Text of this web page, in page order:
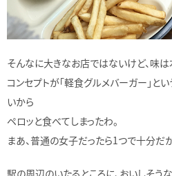
そんなに大きなお店ではないけど、味は
コンセプトが「軽食グルメバーガー」と
いから
ペロッと食べてしまったわ。
まあ、普通の女子だったら1つで十分だ
駅の周辺のいたるところに、おいしそう